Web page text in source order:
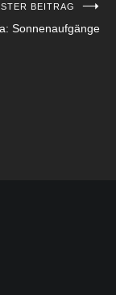
BEITRAG
Sonnenaufgänge